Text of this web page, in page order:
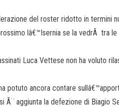
del roster ridotto in termini
lâ€™Isernia se la vedrÃ tra
Luca Vettese non ha voluto
potuto ancora contare
Ã¨ aggiunta la defezione di Biagio